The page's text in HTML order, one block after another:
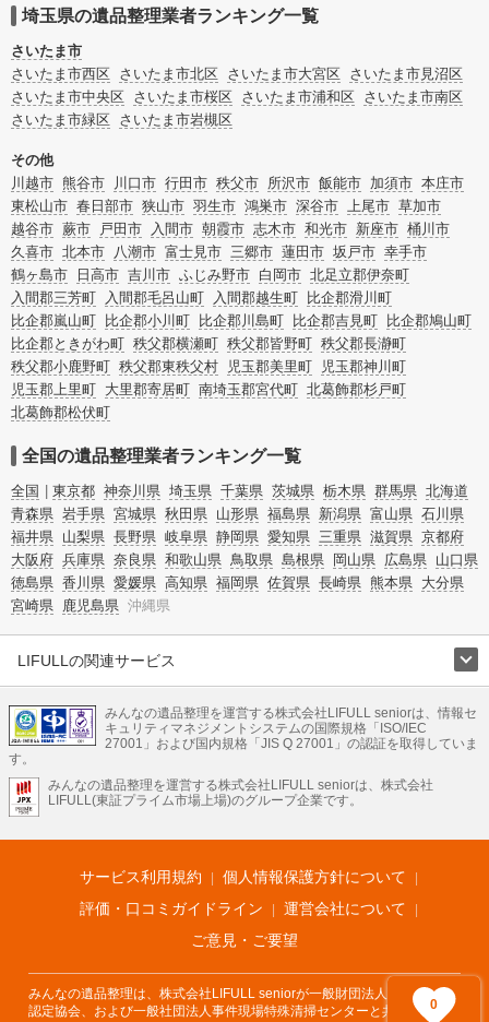
0
ービスで絞り込み条件を利用し検索してみましょう。
ゴミの処分方法や親の家の遺品整理をはじめる時期などお役立ち情報も豊富なの
で、チェックしてみてください。
埼玉県の遺品整理業者ランキング一覧
さいたま市
さいたま市西区
さいたま市北区 さいたま市大宮区
さいたま市見沼区
さいたま市中央区
さいたま市桜区 さいたま市浦和区
さいたま市南区
さいたま市緑区
さいたま市岩槻区
その他
川越市 熊谷市 川口市 行田市 秩父市 所沢市 飯能市 加須市 本庄市
東松山市 春日部市 狭山市 羽生市 鴻巣市 深谷市 上尾市 草加市
越谷市 蕨市 戸田市 入間市 朝霞市 志木市 和光市 新座市 桶川市
久喜市 北本市 八潮市 富士見市 三郷市 蓮田市 坂戸市 幸手市
鶴ヶ島市
日高市 吉川市 ふじみ野市 白岡市 北足立郡伊奈町
入間郡三芳町
入間郡毛呂山町 入間郡越生町
比企郡滑川町
比企郡嵐山町
比企郡小川町 比企郡川島町 比企郡吉見町
比企郡鳩山町
比企郡ときがわ町 秩父郡横瀬町 秩父郡皆野町 秩父郡長瀞町
秩父郡小鹿野町 秩父郡東秩父村 児玉郡美里町
児玉郡神川町
児玉郡上里町 大里郡寄居町 南埼玉郡宮代町 北葛飾郡杉戸町
北葛飾郡松伏町
全国の遺品整理業者ランキング一覧
全国 東京都 神奈川県 埼玉県 千葉県 茨城県 栃木県 群馬県 北海道
青森県 岩手県 宮城県 秋田県 山形県 福島県 新潟県 富山県 石川県
福井県 山梨県 長野県 岐阜県 静岡県 愛知県 三重県 滋賀県 京都府
大阪府 兵庫県 奈良県 和歌山県 鳥取県 島根県 岡山県 広島県 山口県
徳島県 香川県 愛媛県 高知県 福岡県 佐賀県 長崎県 熊本県 大分県
宮崎県 鹿児島県 沖縄県
LIFULLの関連サービス
不動産・住宅
引越し 老人ホーム 地方創生 ママの就労支援
不動産クラウドファンディング 遺品整理 老後の暮らし情報
LIFULL HOME'Sのサービス
不動産・住宅
不動産査定 マンション専門売却査定 不動産投資 アドバイザー
不動産アーカイブ
空き家バンク 家賃相場 不動産会社
まちむすび
不動産用語集 住まいのお役立ち情報
LIFULL HOME'S PRESS
アプリ 不動産データ 不動産転職
みんなの遺品整理を運営する株式会社LIFULL seniorは、情報セ
キュリティマネジメントシステムの国際規格「ISO/IEC
27001」および国内規格「JIS Q 27001」の認証を取得していま
す。
みんなの遺品整理を運営する株式会社LIFULL seniorは、株式会社
LIFULL(東証プライム市場上場)のグループ企業です。
サービス利用規約
個人情報保護方針について
評価・口コミガイドライン
運営会社について
ご意見・ご要望
みんなの遺品整理は、株式会社LIFULL seniorが一般財団法人遺品整理士
認定協会、および一般社団法人事件現場特殊清掃センターと共同でサービ